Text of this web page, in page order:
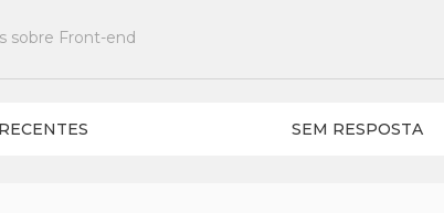
sobre Front-end
SEM RESPOSTA